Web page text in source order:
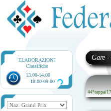
ELABORAZIONI
Classifiche
13.00-14.00
18.00-09.00
Gare -
44ª tappa/